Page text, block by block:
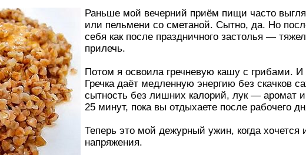
Раньше мой вечерний приём пищи часто
или пельмени со сметаной. Сытно, да. Но
себя как после праздничного застолья —
прилечь.
Потом я освоила гречневую кашу с грибами. И
Гречка даёт медленную энергию без скачков
сытность без лишних калорий, лук — аромат и
25 минут, пока вы отдыхаете после рабочего
Теперь это мой дежурный ужин, когда хочется
напряжения.